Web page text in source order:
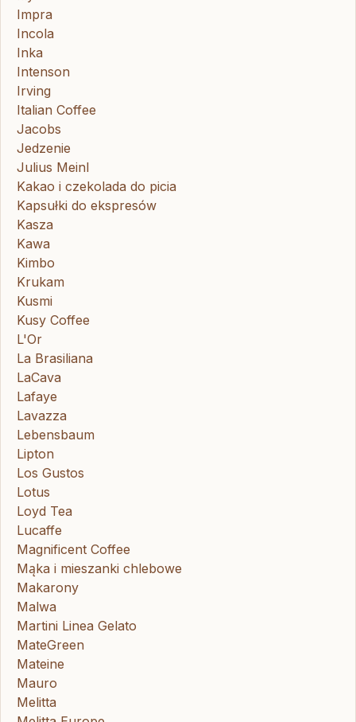
Impra
Incola
Inka
Intenson
Irving
Italian Coffee
Jacobs
Jedzenie
Julius Meinl
Kakao i czekolada do picia
Kapsułki do ekspresów
Kasza
Kawa
Kimbo
Krukam
Kusmi
Kusy Coffee
L'Or
La Brasiliana
LaCava
Lafaye
Lavazza
Lebensbaum
Lipton
Los Gustos
Lotus
Loyd Tea
Lucaffe
Magnificent Coffee
Mąka i mieszanki chlebowe
Makarony
Malwa
Martini Linea Gelato
MateGreen
Mateine
Mauro
Melitta